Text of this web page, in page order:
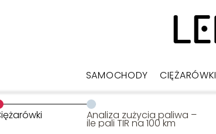
SAMOCHODY CIĘŻARÓWKI
Analiza zużycia paliwa –
ile pali TIR na 100 km